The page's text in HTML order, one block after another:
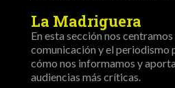
La Madriguera
En esta sección nos
comunicación y el periodismo
cómo nos informamos y
audiencias más críticas.